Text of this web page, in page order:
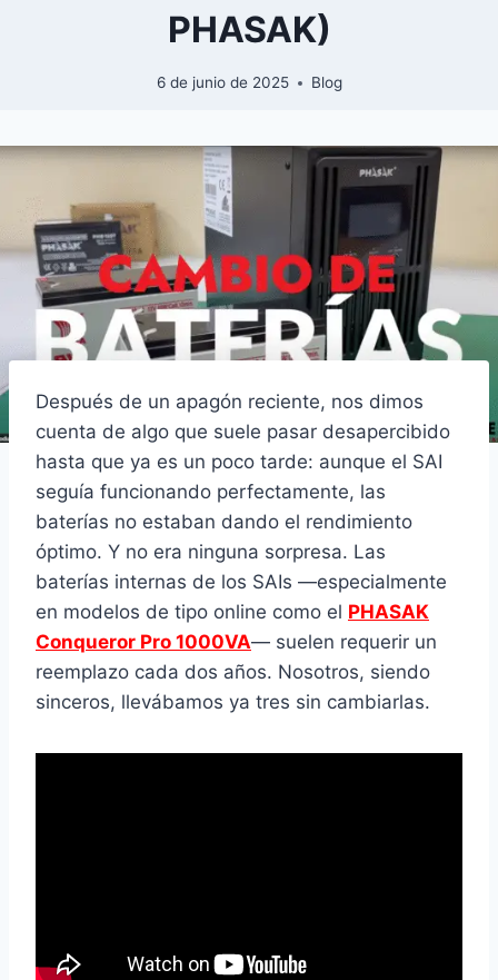
PHASAK)
6 de junio de 2025 Blog
Después de un apagón reciente, nos dimos
cuenta de algo que suele pasar desapercibido
hasta que ya es un poco tarde: aunque el SAI
seguía funcionando perfectamente, las
baterías no estaban dando el rendimiento
óptimo. Y no era ninguna sorpresa. Las
baterías internas de los SAIs —especialmente
en modelos de tipo online como el PHASAK
Conqueror Pro 1000VA— suelen requerir un
reemplazo cada dos años. Nosotros, siendo
sinceros, llevábamos ya tres sin cambiarlas.